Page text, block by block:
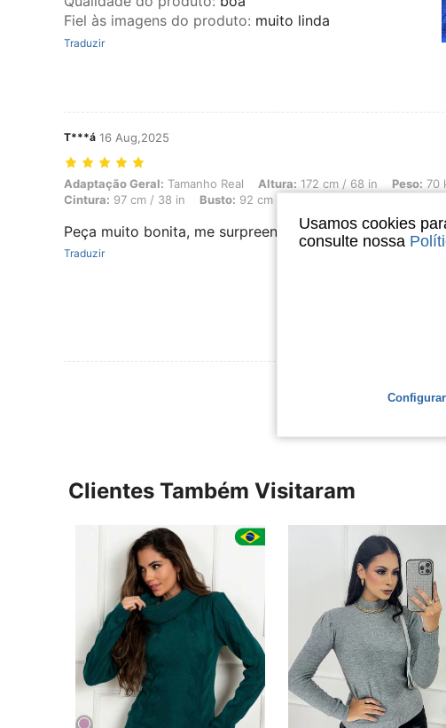
Fiel às imagens do produto: muito linda
Traduzir
T***á 16 Aug,2025
Adaptação Geral: Tamanho Real, Altura: 172 cm / 68 in, Peso: 70 kg / 154
Adaptação Geral: Tamanho Real Altura: 172 cm / 68 in Peso: 70
Cintura: 97 cm / 38 in Busto: 92 cm / 36 in
Peça muito bonita, me surpreendeu positivamente pela
Traduzir
Clientes Também Visitaram
Usamos cookies
consulte nossa